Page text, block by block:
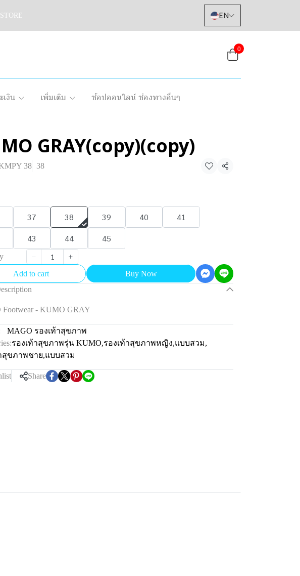
EN
0
เงิน เพิ่มเติม ช้อปออนไลน์ ช่องทางอื่นๆ
GRAY(copy)(copy)
38 38
Share
37 38 39 40
41
43 44 45
Add to cart
Buy Now
Footwear - KUMO GRAY
MAGO รองเท้าสุขภาพ
รองเท้าสุขภาพรุ่น KUMO,รองเท้าสุขภาพหญิง,แบบสวม,
สุขภาพชาย,แบบสวม
Share